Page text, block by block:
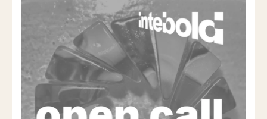
čo
prežijú
detstvo
čas”